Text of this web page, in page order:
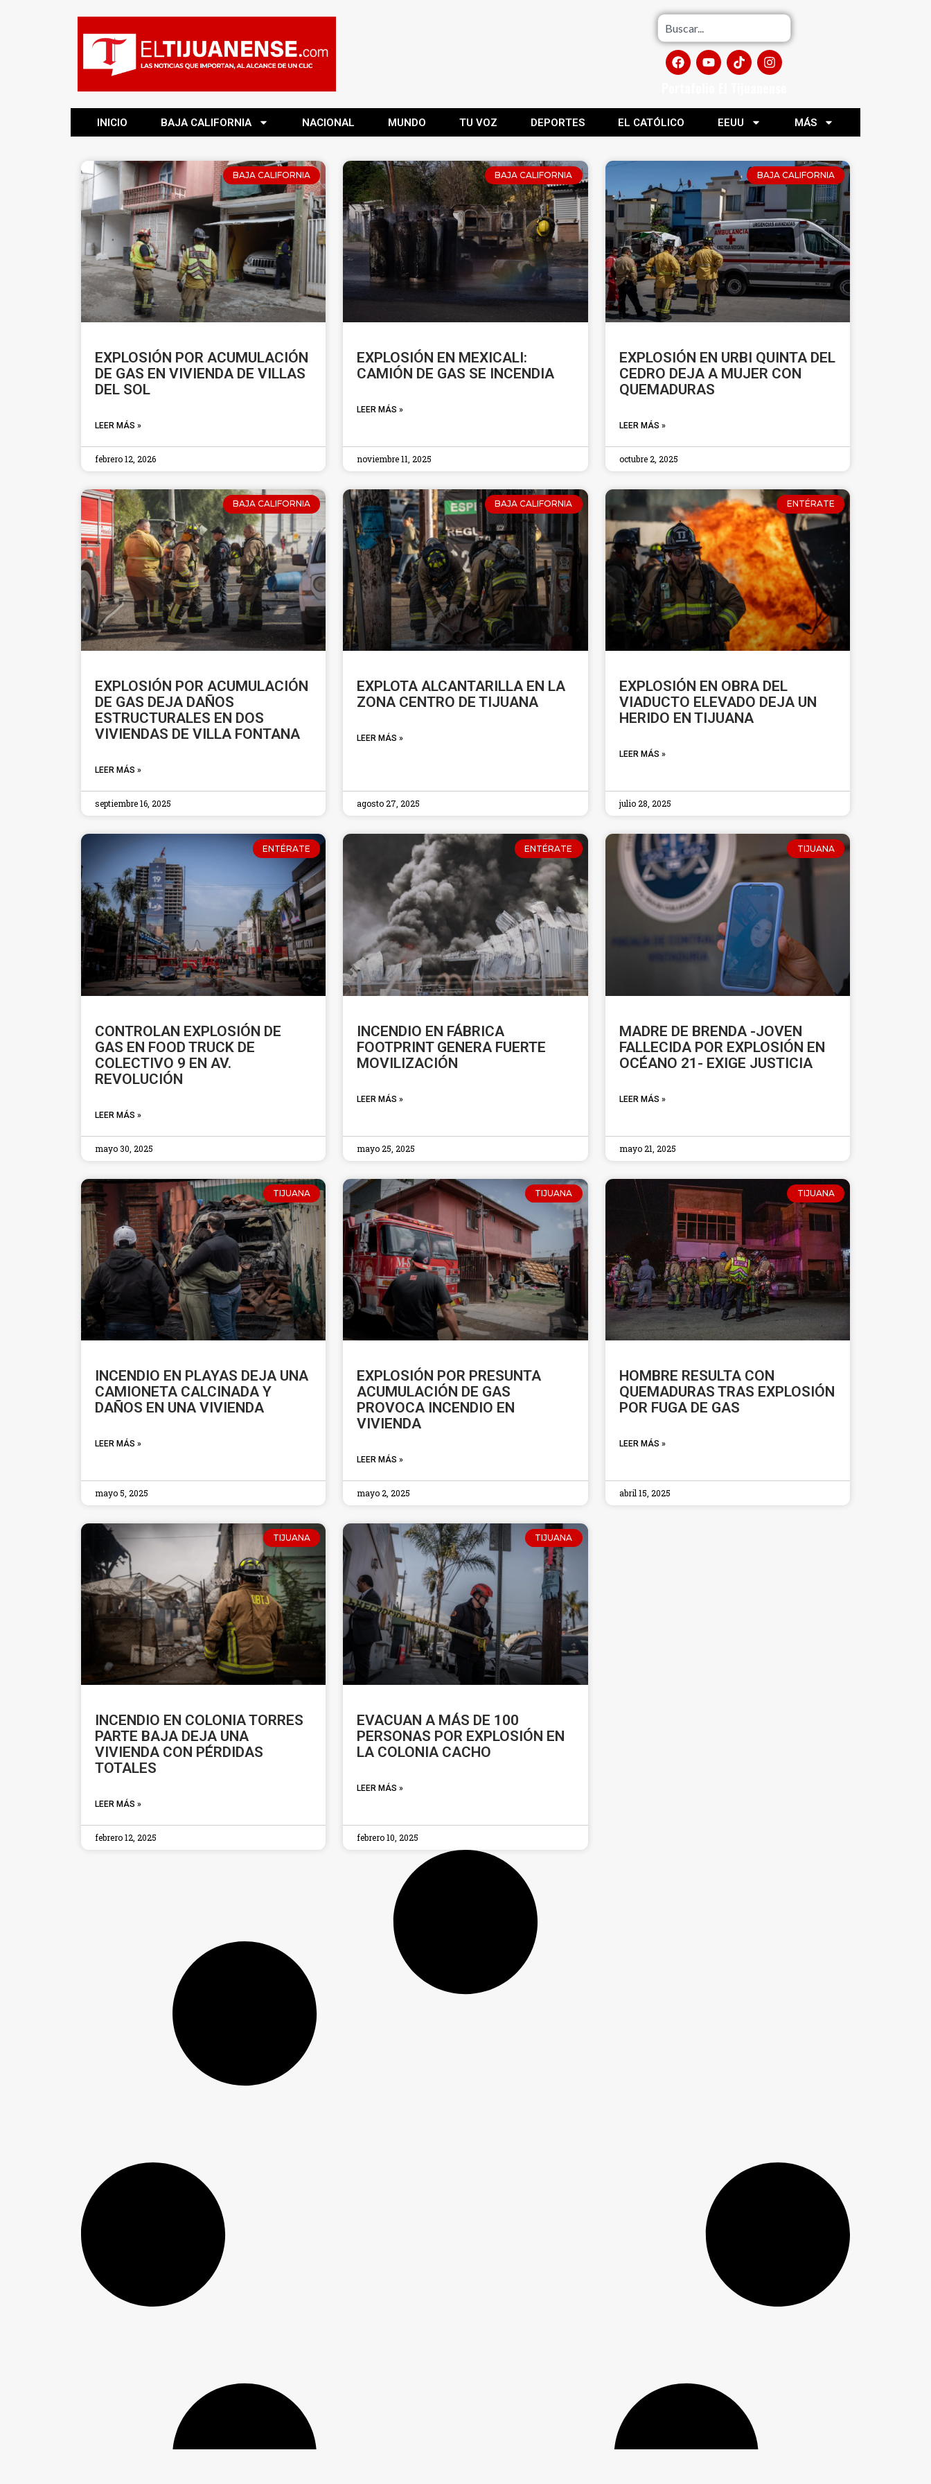
INICIO BAJA CALIFORNIA NACIONAL MUNDO TU VOZ DEPORTES EL CATÓLICO EEUU MÁS
BAJA CALIFORNIA
EXPLOSIÓN POR ACUMULACIÓN
DE GAS EN VIVIENDA DE VILLAS
DEL SOL
LEER MÁS »
febrero 12, 2026
BAJA CALIFORNIA
EXPLOSIÓN EN MEXICALI:
CAMIÓN DE GAS SE INCENDIA
LEER MÁS »
noviembre 11, 2025
BAJA CALIFORNIA
EXPLOSIÓN EN URBI QUINTA DEL
CEDRO DEJA A MUJER CON
QUEMADURAS
LEER MÁS »
octubre 2, 2025
BAJA CALIFORNIA
EXPLOSIÓN POR ACUMULACIÓN
DE GAS DEJA DAÑOS
ESTRUCTURALES EN DOS
VIVIENDAS DE VILLA FONTANA
LEER MÁS »
septiembre 16, 2025
BAJA CALIFORNIA
EXPLOTA ALCANTARILLA EN LA
ZONA CENTRO DE TIJUANA
LEER MÁS »
agosto 27, 2025
ENTÉRATE
EXPLOSIÓN EN OBRA DEL
VIADUCTO ELEVADO DEJA UN
HERIDO EN TIJUANA
LEER MÁS »
julio 28, 2025
ENTÉRATE
CONTROLAN EXPLOSIÓN DE
GAS EN FOOD TRUCK DE
COLECTIVO 9 EN AV.
REVOLUCIÓN
LEER MÁS »
mayo 30, 2025
ENTÉRATE
INCENDIO EN FÁBRICA
FOOTPRINT GENERA FUERTE
MOVILIZACIÓN
LEER MÁS »
mayo 25, 2025
TIJUANA
MADRE DE BRENDA -JOVEN
FALLECIDA POR EXPLOSIÓN EN
OCÉANO 21- EXIGE JUSTICIA
LEER MÁS »
mayo 21, 2025
TIJUANA
INCENDIO EN PLAYAS DEJA UNA
CAMIONETA CALCINADA Y
DAÑOS EN UNA VIVIENDA
LEER MÁS »
mayo 5, 2025
TIJUANA
EXPLOSIÓN POR PRESUNTA
ACUMULACIÓN DE GAS
PROVOCA INCENDIO EN
VIVIENDA
LEER MÁS »
mayo 2, 2025
TIJUANA
HOMBRE RESULTA CON
QUEMADURAS TRAS EXPLOSIÓN
POR FUGA DE GAS
LEER MÁS »
abril 15, 2025
TIJUANA
INCENDIO EN COLONIA TORRES
PARTE BAJA DEJA UNA
VIVIENDA CON PÉRDIDAS
TOTALES
LEER MÁS »
febrero 12, 2025
TIJUANA
EVACUAN A MÁS DE 100
PERSONAS POR EXPLOSIÓN EN
LA COLONIA CACHO
LEER MÁS »
febrero 10, 2025